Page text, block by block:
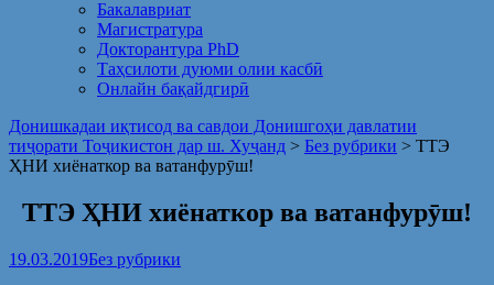
Бакалавриат
Магистратура
Докторантура PhD
Таҳсилоти дуюми олии касбӣ
Онлайн бақайдгирӣ
Донишкадаи иқтисод ва савдои Донишгоҳи давлатии
тиҷорати Тоҷикистон дар ш. Хуҷанд > Без рубрики > ТТЭ
ҲНИ хиёнаткор ва ватанфурӯш!
ТТЭ ҲНИ хиёнаткор ва ватанфурӯш!
19.03.2019Без рубрики